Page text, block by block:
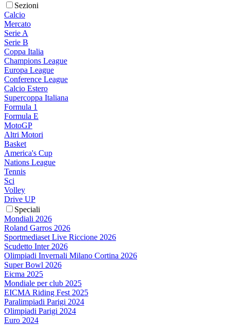
Sezioni
Calcio
Mercato
Serie A
Serie B
Coppa Italia
Champions League
Europa League
Conference League
Calcio Estero
Supercoppa Italiana
Formula 1
Formula E
MotoGP
Altri Motori
Basket
America's Cup
Nations League
Tennis
Sci
Volley
Drive UP
Speciali
Mondiali 2026
Roland Garros 2026
Sportmediaset Live Riccione 2026
Scudetto Inter 2026
Olimpiadi Invernali Milano Cortina 2026
Super Bowl 2026
Eicma 2025
Mondiale per club 2025
EICMA Riding Fest 2025
Paralimpiadi Parigi 2024
Olimpiadi Parigi 2024
Euro 2024